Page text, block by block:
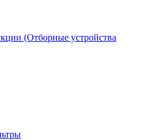
(Отборные устройства